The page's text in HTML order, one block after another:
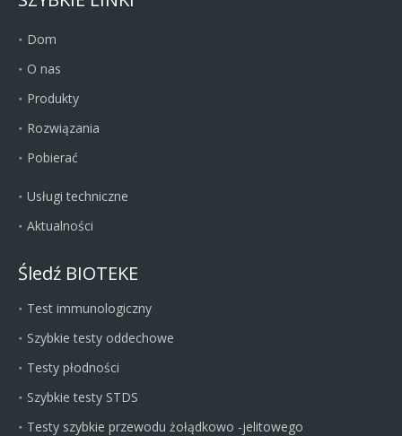
Dom
O nas
Produkty
Rozwiązania
Pobierać
Usługi techniczne
Aktualności
Śledź BIOTEKE
Test immunologiczny
Szybkie testy oddechowe
Testy płodności
Szybkie testy STDS
Testy szybkie przewodu żołądkowo -jelitowego